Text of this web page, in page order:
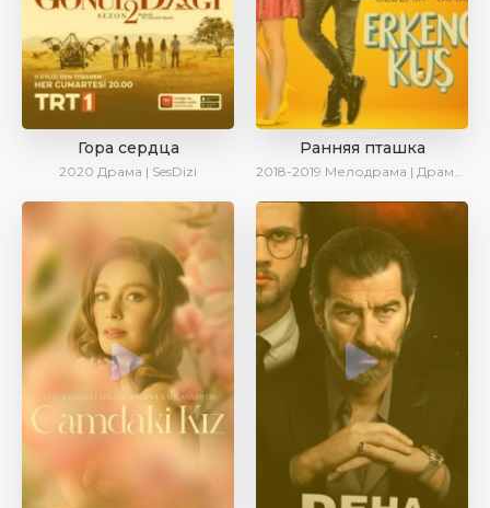
Гора сердца
2020 Драма | SesDizi
Ранняя пташка
2018-2019 Мелодрама | Драма | Комедия | SesDizi | Ирина Котова